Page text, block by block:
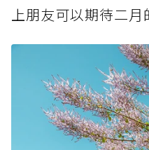
上朋友可以期待二